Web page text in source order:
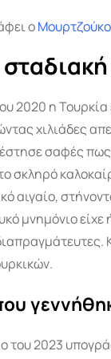
ο
2020 η
χιλιάδες
σαφές
σκληρό
αιγαίο,
μνημόνιο
του 2023